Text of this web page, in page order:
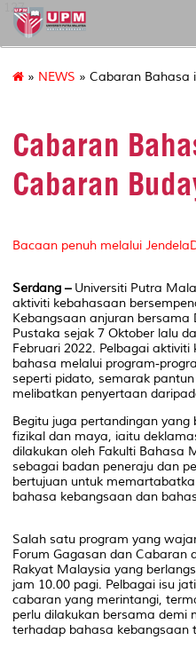
127
» NEWS » Cabaran Bahasa
Cabaran
Cabaran
Bacaan penuh melalui
Serdang –Universiti Putra
aktiviti kebahasaan
Kebangsaan anjuran
Pustaka sejak 7 Oktober lalu
Februari 2022. Pelbagai
bahasa melalui program-
seperti pidato, semarak
melibatkan penyertaan
Begitu juga pertandingan yang
fizikal dan maya, iaitu
dilakukan oleh Fakulti Bahasa
sebagai badan peneraju dan
bertujuan untuk
bahasa kebangsaan dan
Salah satu program yang
Forum Gagasan dan Cabaran
Rakyat Malaysia yang
jam 10.00 pagi. Pelbagai isu
cabaran yang merintangi,
perlu dilakukan bersama demi
terhadap bahasa kebangsaan